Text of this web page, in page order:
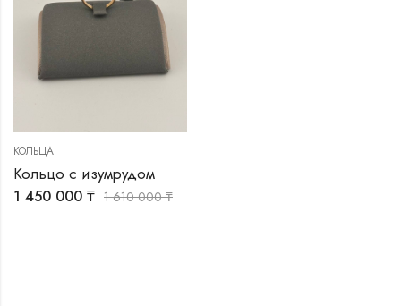
КОЛЬЦА
Кольцо с изумрудом
1 450 000 ₸ 1 610 000₸